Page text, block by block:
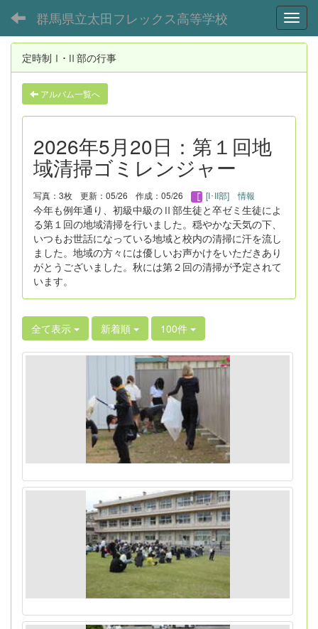
群馬県立太田フレックス高等学校
定時制Ⅰ･Ⅱ部の行事
アルバム一覧へ
2026年5月20日：第１回地
域清掃ゴミレンジャー
写真：3枚 更新：05/26 作成：05/26 [I･II部] 情報
今年も例年通り、初級中級のⅡ部生徒と卒ゼミ生徒によ
る第１回の地域清掃を行いました。穏やかな天気の下、
いつもお世話になっている地域と校内の清掃に汗を流し
ました。地域の方々には優しいお声かけをいただきあり
がとうございました。秋には第２回の清掃が予定されて
います。
全て表示 新着順 100件